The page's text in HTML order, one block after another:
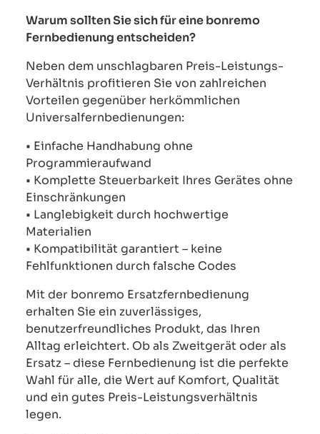
Warum sollten Sie sich für eine bonremo
Fernbedienung entscheiden?
Neben dem unschlagbaren Preis-Leistungs-
Verhältnis profitieren Sie von zahlreichen
Vorteilen gegenüber herkömmlichen
Universalfernbedienungen:
• Einfache Handhabung ohne
Programmieraufwand
• Komplette Steuerbarkeit Ihres Gerätes ohne
Einschränkungen
• Langlebigkeit durch hochwertige
Materialien
• Kompatibilität garantiert – keine
Fehlfunktionen durch falsche Codes
Mit der bonremo Ersatzfernbedienung
erhalten Sie ein zuverlässiges,
benutzerfreundliches Produkt, das Ihren
Alltag erleichtert. Ob als Zweitgerät oder als
Ersatz – diese Fernbedienung ist die perfekte
Wahl für alle, die Wert auf Komfort, Qualität
und ein gutes Preis-Leistungsverhältnis
legen.